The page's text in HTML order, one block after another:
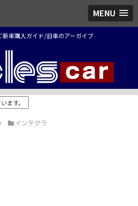
MENU
新車購入ガイド/旧車のアーガイブ
ます。
インテグラ